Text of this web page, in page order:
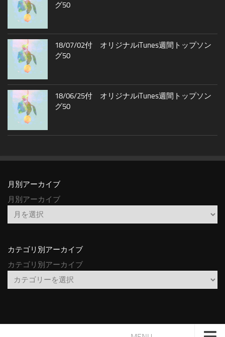
グ50
18/07/02付 オリジナルiTunes週間トップソン
グ50
18/06/25付 オリジナルiTunes週間トップソン
グ50
月別アーカイブ
月別アーカイブ
カテゴリ別アーカイブ
カテゴリ別アーカイブ